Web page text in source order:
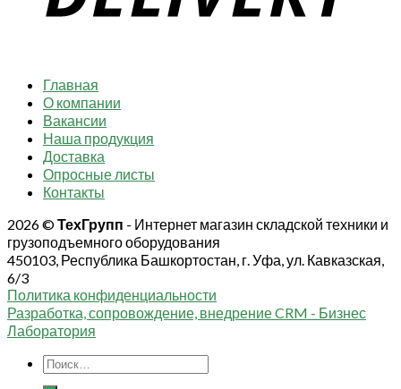
Главная
О компании
Вакансии
Наша продукция
Доставка
Опросные листы
Контакты
2026 ©ТехГрупп - Интернет магазин складской техники и
грузоподъемного оборудования
450103, Республика Башкортостан, г. Уфа, ул. Кавказская,
6/3
Политика конфиденциальности
Разработка, сопровождение, внедрение CRM - Бизнес
Лаборатория
Искать: